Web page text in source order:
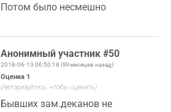
Потом было несмешно
Анонимный участник #50
2018-06-13 06:50:18(99 месяцев назад)
Оценка 1
(Авторизуйтесь, чтобы оценить)
Бывших зам.деканов не